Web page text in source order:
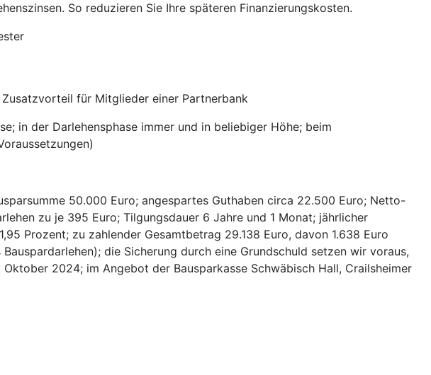
So reduzieren Sie Ihre späteren Finanzierungskosten.
für Mitglieder einer Partnerbank
in der Darlehensphase immer und in beliebiger Höhe; beim
50.000 Euro; angespartes Guthaben circa 22.500 Euro; Netto-
zu je 395 Euro; Tilgungsdauer 6 Jahre und 1 Monat; jährlicher
Prozent; zu zahlender Gesamtbetrag 29.138 Euro, davon 1.638 Euro
die Sicherung durch eine Grundschuld setzen wir voraus,
2024; im Angebot der Bausparkasse Schwäbisch Hall, Crailsheimer